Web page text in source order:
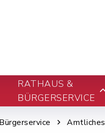
RATHAUS &
BÜRGERSERVICE
Amtliches